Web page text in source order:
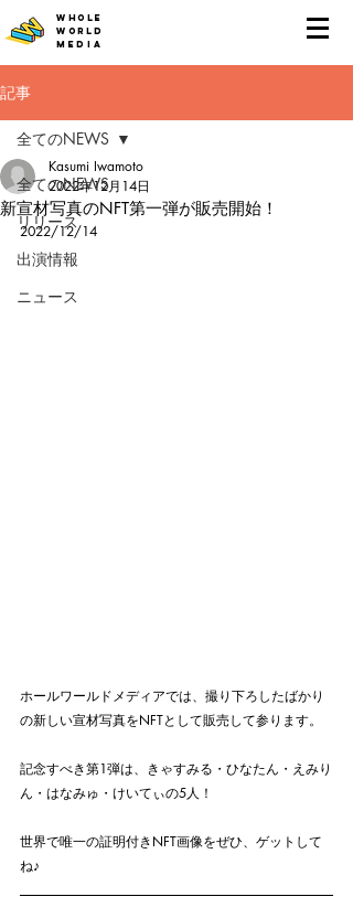
WHOLE
MEDIA
WORLD
記事
全てのNEWS
リリース
出演情報
ニュース
全てのNEWS
新宣材写真のNFT第一弾が販売開始！
Kasumi Iwamoto
2022年12月14日
2022/12/14
ホールワールドメディアでは、撮り下ろしたばかり
の新しい宣材写真をNFTとして販売して参ります。
記念すべき第1弾は、きゃすみる・ひなたん・えみり
ん・はなみゅ・けいてぃの5人！
世界で唯一の証明付きNFT画像をぜひ、ゲットして
ね♪